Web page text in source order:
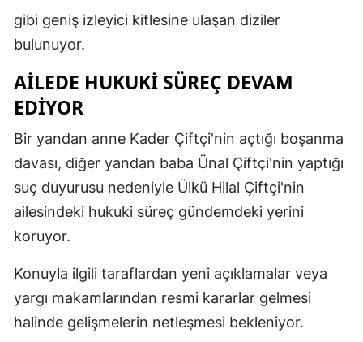
gibi geniş izleyici kitlesine ulaşan diziler
bulunuyor.
AILEDE HUKUKI SÜREÇ DEVAM
EDIYOR
Bir yandan anne Kader Çiftçi'nin açtığı boşanma
davası, diğer yandan baba Ünal Çiftçi'nin yaptığı
suç duyurusu nedeniyle Ülkü Hilal Çiftçi'nin
ailesindeki hukuki süreç gündemdeki yerini
koruyor.
Konuyla ilgili taraflardan yeni açıklamalar veya
yargı makamlarından resmi kararlar gelmesi
halinde gelişmelerin netleşmesi bekleniyor.